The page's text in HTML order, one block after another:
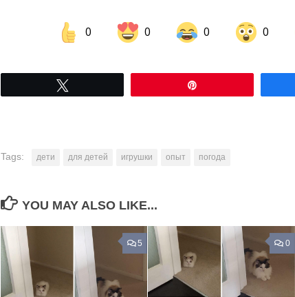
0 0 0 0
Share on Facebook Share on LinkedIn
Tags: дети для детей игрушки опыт погода
YOU MAY ALSO LIKE...
5 0